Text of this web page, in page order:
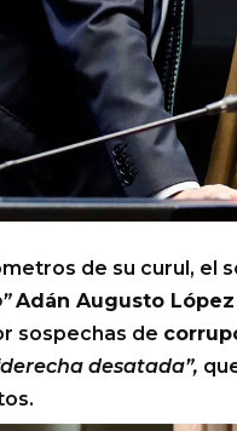
de su curul, el
Adán Augusto López
sospechas de
desatada”,